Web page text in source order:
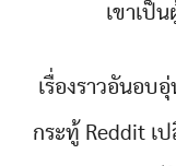
เขาเป็
เรื่องราวอันอบ
กระทู้ Reddit